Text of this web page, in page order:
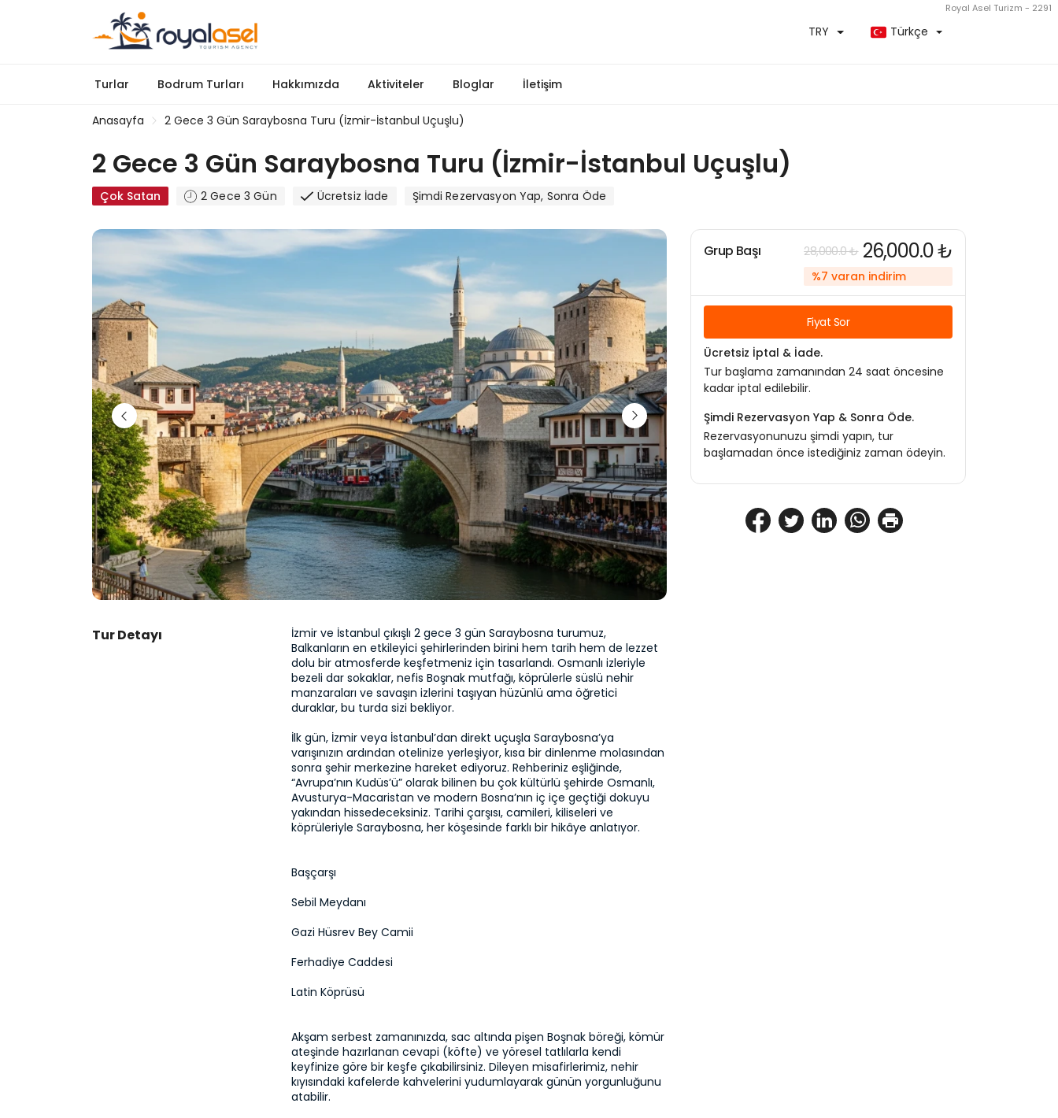
Royal Asel Turizm - 2291
TRY Türkçe
Turlar Bodrum Turları Hakkımızda Aktiviteler Bloglar İletişim
Anasayfa 2 Gece 3 Gün Saraybosna Turu (İzmir-İstanbul Uçuşlu)
2 Gece 3 Gün Saraybosna Turu (İzmir-İstanbul Uçuşlu)
Çok Satan 2 Gece 3 Gün Ücretsiz İade Şimdi Rezervasyon Yap, Sonra Öde
Tur Detayı
İzmir ve İstanbul çıkışlı 2 gece 3 gün Saraybosna turumuz,
Balkanların en etkileyici şehirlerinden birini hem tarih hem de lezzet
dolu bir atmosferde keşfetmeniz için tasarlandı. Osmanlı izleriyle
bezeli dar sokaklar, nefis Boşnak mutfağı, köprülerle süslü nehir
manzaraları ve savaşın izlerini taşıyan hüzünlü ama öğretici
duraklar, bu turda sizi bekliyor.
İlk gün, İzmir veya İstanbul’dan direkt uçuşla Saraybosna’ya
varışınızın ardından otelinize yerleşiyor, kısa bir dinlenme molasından
sonra şehir merkezine hareket ediyoruz. Rehberiniz eşliğinde,
“Avrupa’nın Kudüs’ü” olarak bilinen bu çok kültürlü şehirde Osmanlı,
Avusturya-Macaristan ve modern Bosna’nın iç içe geçtiği dokuyu
yakından hissedeceksiniz. Tarihi çarşısı, camileri, kiliseleri ve
köprüleriyle Saraybosna, her köşesinde farklı bir hikâye anlatıyor.
Başçarşı
Sebil Meydanı
Gazi Hüsrev Bey Camii
Ferhadiye Caddesi
Latin Köprüsü
Akşam serbest zamanınızda, sac altında pişen Boşnak böreği, kömür
ateşinde hazırlanan cevapi (köfte) ve yöresel tatlılarla kendi
keyfinize göre bir keşfe çıkabilirsiniz. Dileyen misafirlerimiz, nehir
kıyısındaki kafelerde kahvelerini yudumlayarak günün yorgunluğunu
atabilir.
Grup Başı 28,000.0 ₺ 26,000.0 ₺
%7 varan indirim
Fiyat Sor
Ücretsiz İptal & İade.
Tur başlama zamanından 24 saat öncesine
kadar iptal edilebilir.
Şimdi Rezervasyon Yap & Sonra Öde.
Rezervasyonunuzu şimdi yapın, tur
başlamadan önce istediğiniz zaman ödeyin.